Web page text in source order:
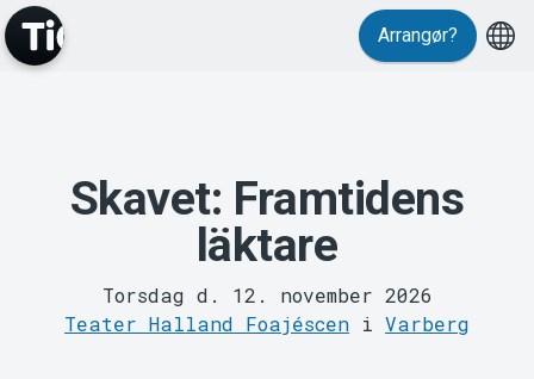
MyTickster
Arrangør?
Skavet: Framtidens
läktare
Torsdag d. 12. november 2026
Teater Halland Foajéscen i Varberg